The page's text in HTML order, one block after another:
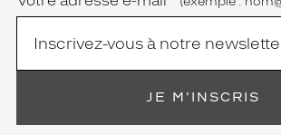
JE M'INSCRIS